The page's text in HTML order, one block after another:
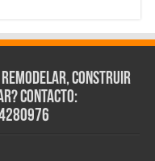
Remodelar, Construir
Contacto: